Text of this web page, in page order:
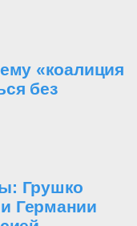
«коалиция
без
Грушко
Германии